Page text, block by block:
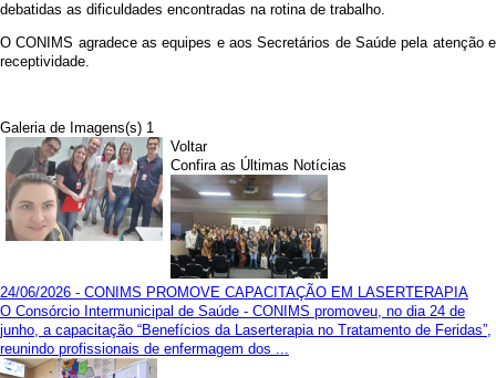
debatidas as dificuldades encontradas na rotina de trabalho.
O CONIMS agradece as equipes e aos Secretários de Saúde pela atenção e
receptividade.
Galeria de Imagens(s) 1
Voltar
Confira as Últimas Notícias
24/06/2026 - CONIMS PROMOVE CAPACITAÇÃO EM LASERTERAPIA
O Consórcio Intermunicipal de Saúde - CONIMS promoveu, no dia 24 de
junho, a capacitação “Benefícios da Laserterapia no Tratamento de Feridas”,
reunindo profissionais de enfermagem dos ...